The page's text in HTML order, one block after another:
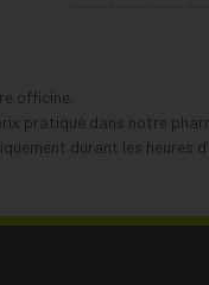
officine.
pratiqué dans notre
durant les heures